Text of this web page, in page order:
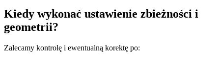
Kiedy wykonać ustawienie zbieżności i
geometrii?
Zalecamy kontrolę i ewentualną korektę po: